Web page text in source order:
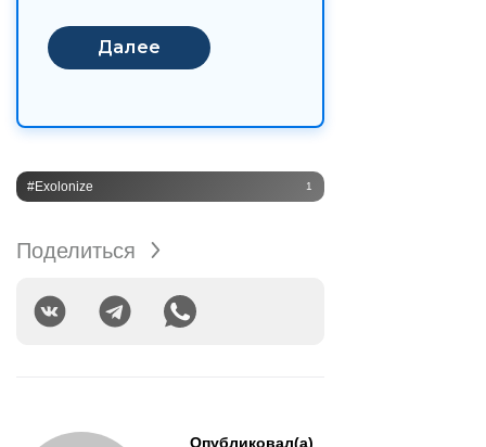
#Exolonize 1
Поделиться
Опубликовал(а)